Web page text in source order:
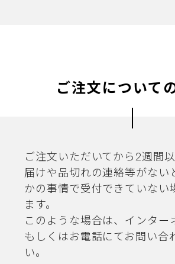
ご注文について
ご注文いただいてから2週間
届けや品切れの連絡等がない
かの事情で受付できていない
ます。
このような場合は、インター
もしくはお電話にてお問い合
い。